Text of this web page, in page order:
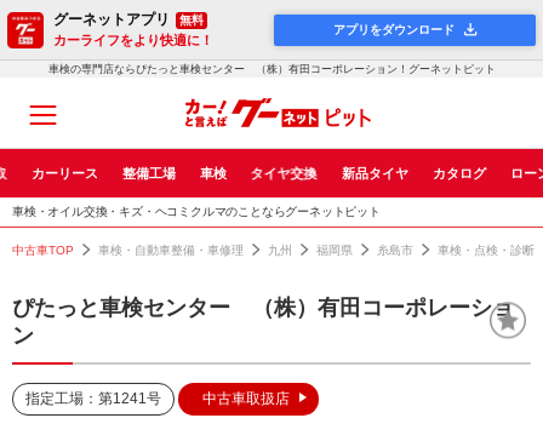
グーネットアプリ 無料
カーライフをより快適に！
アプリをダウンロード
車検の専門店ならぴたっと車検センター （株）有田コーポレーション！グーネットピット
カーリース 整備工場 車検 タイヤ交換 新品タイヤ カタログ ロー
車検・オイル交換・キズ・ヘコミクルマのことならグーネットピット
中古車TOP 車検・自動車整備・車修理 九州 福岡県 糸島市 車検・点検・診断
ぴたっと車検センター （株）有田コーポレーショ
ン
指定工場：第1241号 中古車取扱店